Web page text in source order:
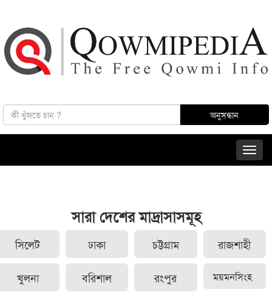
সারা দেশের মাদ্রাসাসমূহ
সিলেট ঢাকা চট্টগ্রাম রাজশাহী
খুলনা বরিশাল রংপুর ময়মনসিংহ